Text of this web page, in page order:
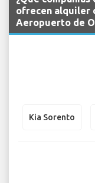
ofrecen alquiler
Aeropuerto de
Kia Sorento